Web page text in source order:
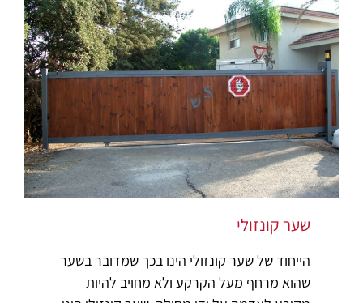
שער קונזולי
הייחוד של שער קונזולי הינו בכך שמדובר בשער
שהוא מרחף מעל הקרקע ולא מחויב להיות